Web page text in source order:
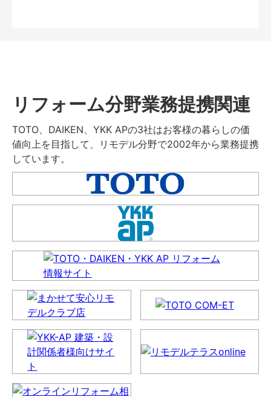
リフォーム分野業務提携関連
TOTO、DAIKEN、YKK APの3社はお客様の暮らしの価
値向上を目指して、リモデル分野で2002年から業務提携
しています。